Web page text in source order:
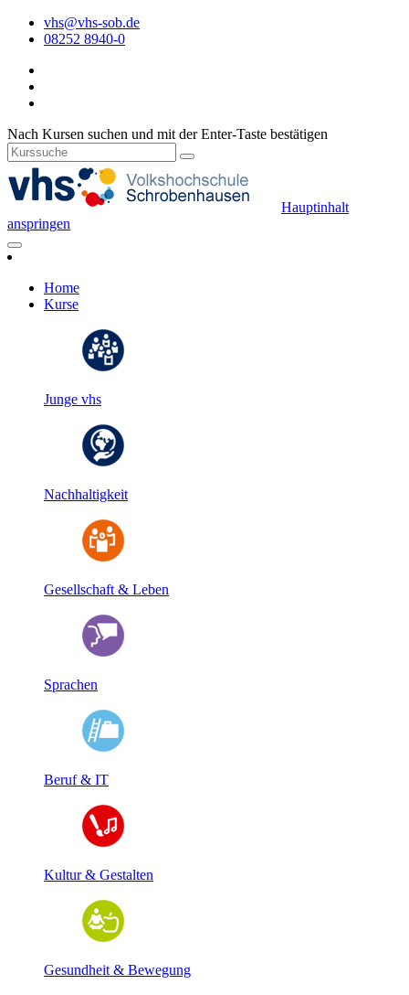
vhs@vhs-sob.de
08252 8940-0
Nach Kursen suchen und mit der Enter-Taste bestätigen
Hauptinhalt
anspringen
Home
Kurse
Junge vhs
Nachhaltigkeit
Gesellschaft & Leben
Sprachen
Beruf & IT
Kultur & Gestalten
Gesundheit & Bewegung